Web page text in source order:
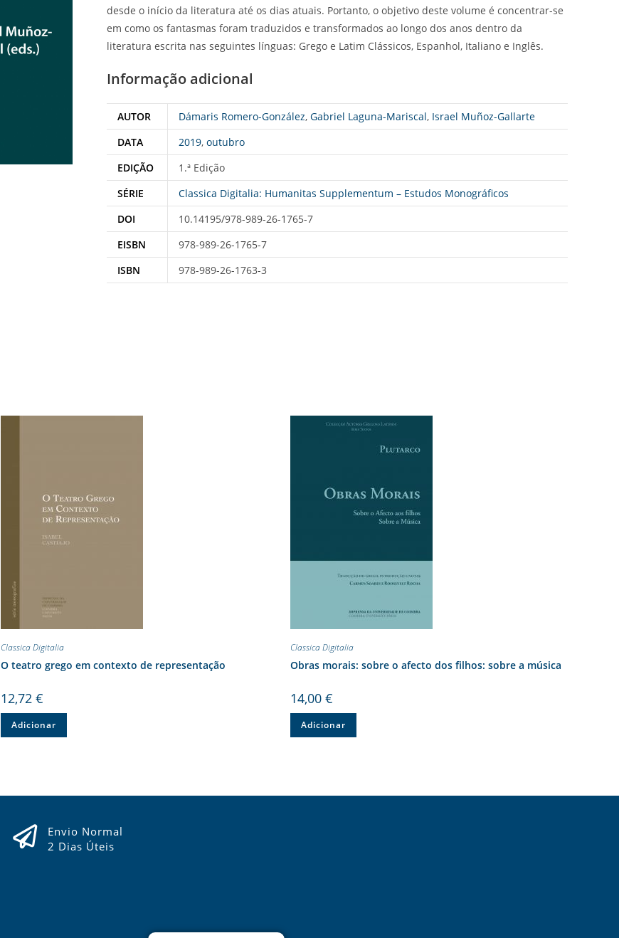
desde o início da literatura até os dias atuais. Portanto, o objetivo deste volume é concentrar-se
em como os fantasmas foram traduzidos e transformados ao longo dos anos dentro da
literatura escrita nas seguintes línguas: Grego e Latim Clássicos, Espanhol, Italiano e Inglês.
Informação adicional
AUTOR Dámaris Romero-González, Gabriel Laguna-Mariscal, Israel Muñoz-Gallarte
DATA
2019, outubro
EDIÇÃO
1.ª Edição
SÉRIE
Classica Digitalia: Humanitas Supplementum – Estudos Monográficos
DOI
10.14195/978-989-26-1765-7
EISBN
978-989-26-1765-7
ISBN
978-989-26-1763-3
Classica Digitalia
O teatro grego em contexto de representação
12,72 €
Adicionar
Classica Digitalia
Obras morais: sobre o afecto dos filhos: sobre a música
14,00 €
Adicionar
Envio Normal
2 Dias Úteis